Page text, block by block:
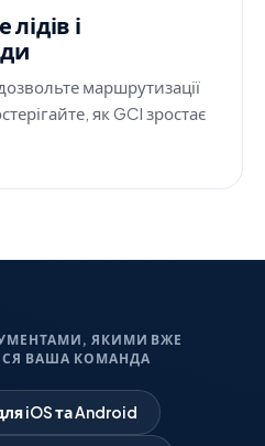
і
маршрутизації
як GCI зростає
ЯКИМИ ВЖЕ
ВАША КОМАНДА
iOS та Android